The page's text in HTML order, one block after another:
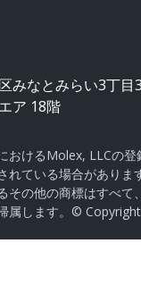
みなとみらい3丁目
ア 18階
おけるMolex, LLCの登
れている場合がありま
の他の商標はすべて、
属します。©